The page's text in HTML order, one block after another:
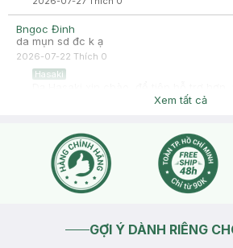
Bngoc Đinh
da mụn sd đc k ạ
2026-07-22 Thích 0
Hasaki
fanpage Facebook cho Hasaki xin
Xem tất cả
GỢI Ý DÀNH RIÊNG